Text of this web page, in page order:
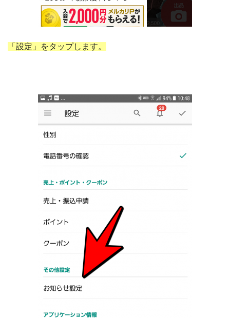
「設定」をタップします。